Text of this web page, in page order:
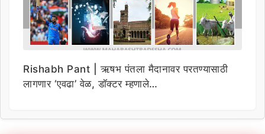
Rishabh Pant | ऋषभ पंतला मैदानावर परतण्यासाठी
लागणार ‘एवढा’ वेळ, डॉक्टर म्हणाले…